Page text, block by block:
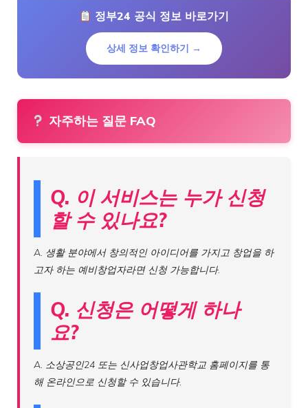
정부24 공식 정보 바로가기
상세 정보 확인하기 →
자주하는 질문 FAQ
Q. 이 서비스는 누가 신청
할 수 있나요?
A. 생활 분야에서 창의적인 아이디어를 가지고 창업을 하
고자 하는 예비창업자라면 신청 가능합니다.
Q. 신청은 어떻게 하나
요?
A. 소상공인24 또는 신사업창업사관학교 홈페이지를 통
해 온라인으로 신청할 수 있습니다.